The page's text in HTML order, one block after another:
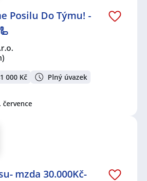
Posilu Do Týmu! -
000 Kč Plný úvazek
července
mzda 30.000Kč-